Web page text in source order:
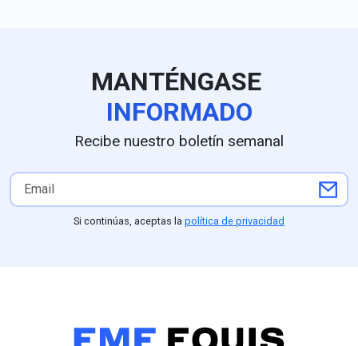
MANTÉNGASE
INFORMADO
Recibe nuestro boletín semanal
Si continúas, aceptas la política de privacidad